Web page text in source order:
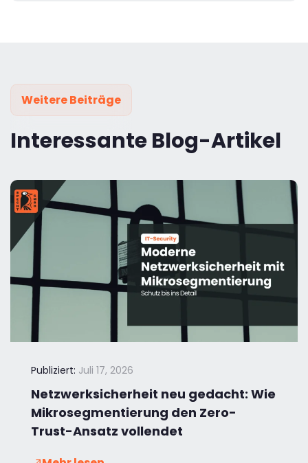
Weitere Beiträge
Interessante Blog-Artikel
Publiziert: Juli 17, 2026
Netzwerksicherheit neu gedacht: Wie
Mikrosegmentierung den Zero-
Trust-Ansatz vollendet